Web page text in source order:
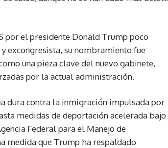
por el presidente Donald Trump poco
excongresista, su nombramiento fue
una pieza clave del nuevo gabinete,
por la actual administración.
dura contra la inmigración impulsada por
medidas de deportación acelerada bajo
Federal para el Manejo de
medida que Trump ha respaldado